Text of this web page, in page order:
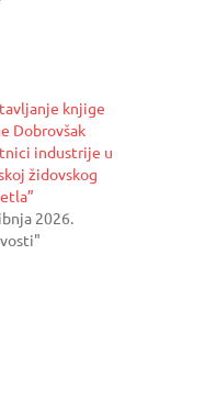
knjige
Dobrovšak
industrije u
židovskog
2026.